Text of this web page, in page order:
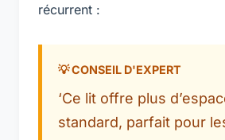
récurrent :
‘Ce lit offre plus
standard, parfait pour